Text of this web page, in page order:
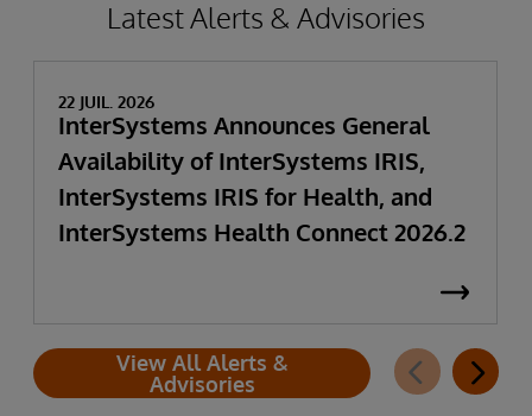
Latest Alerts & Advisories
22 JUIL. 2026
InterSystems Announces General
Availability of InterSystems IRIS,
InterSystems IRIS for Health, and
InterSystems Health Connect 2026.2
View All Alerts &
Advisories